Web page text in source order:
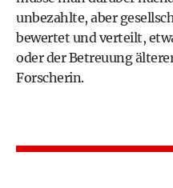
unbezahlte, aber
bewertet und verteilt,
oder der Betreuung
Forscherin.